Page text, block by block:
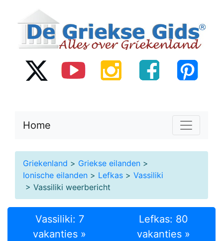
Home
Griekenland > Griekse eilanden >
Ionische eilanden > Lefkas > Vassiliki
> Vassiliki weerbericht
Vassiliki: 7
vakanties »
Lefkas: 80
vakanties »